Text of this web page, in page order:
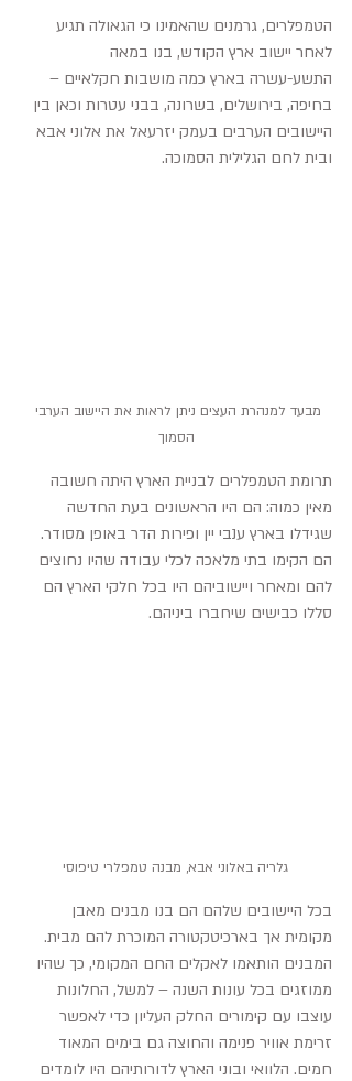
הטמפלרים, גרמנים שהאמינו כי הגאולה תגיע
לאחר יישוב ארץ הקודש, בנו במאה
התשע-עשרה בארץ כמה מושבות חקלאיים –
בחיפה, בירושלים, בשרונה, בבני עטרות וכאן בין
היישובים הערבים בעמק יזרעאל את אלוני אבא
ובית לחם הגלילית הסמוכה.
מבעד למנהרת העצים ניתן לראות את היישוב הערבי
הסמוך
תרומת הטמפלרים לבניית הארץ היתה חשובה
מאין כמוה: הם היו הראשונים בעת החדשה
שגידלו בארץ ענבי יין ופירות הדר באופן מסודר.
הם הקימו בתי מלאכה לכלי עבודה שהיו נחוצים
להם ומאחר ויישוביהם היו בכל חלקי הארץ הם
סללו כבישים שיחברו ביניהם.
גלריה באלוני אבא, מבנה טמפלרי טיפוסי
בכל היישובים שלהם הם בנו מבנים מאבן
מקומית אך בארכיטקטורה המוכרת להם מבית.
המבנים הותאמו לאקלים החם המקומי, כך שהיו
ממוזגים בכל עונות השנה – למשל, החלונות
עוצבו עם קימורים החלק העליון כדי לאפשר
זרימת אוויר פנימה והחוצה גם בימים המאוד
חמים. הלוואי ובוני הארץ לדורותיהם היו לומדים